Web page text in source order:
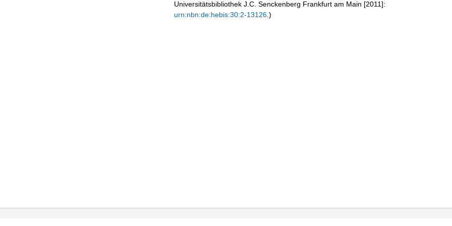
Universitätsbibliothek J.C. Senckenberg Frankfurt am Main [2011]:
urn:nbn:de:hebis:30:2-13126 .)